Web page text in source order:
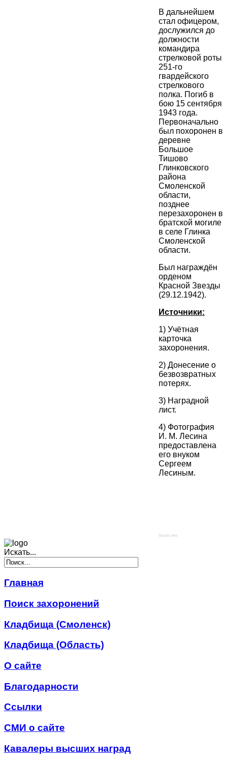
В дальнейшем
стал офицером,
дослужился до
должности
командира
стрелковой роты
251-го
гвардейского
стрелкового
полка. Погиб в
бою 15 сентября
1943 года.
Первоначально
был похоронен в
деревне
Большое
Тишово
Глинковского
района
Смоленской
области,
позднее
перезахоронен в
братской могиле
в селе Глинка
Смоленской
области.
Был награждён
орденом
Красной Звезды
(29.12.1942).
Источники:
1) Учётная
карточка
захоронения.
2) Донесение о
безвозвратных
потерях.
3) Наградной
лист.
4) Фотография
И. М. Лесина
предоставлена
его внуком
Сергеем
Лесиным.
Social Like
Искать...
Главная
Поиск захоронений
Кладбища (Смоленск)
Кладбища (Область)
О сайте
Благодарности
Ссылки
СМИ о сайте
Кавалеры высших наград